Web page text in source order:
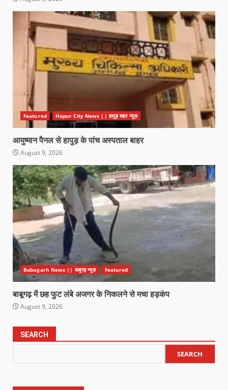
Featured Hapur City News || हापुड़ शहर न्यूज़
आयुष्मान पैनल से हापुड़ के पांच अस्पताल बाहर
August 9, 2026
Babugarh News || बाबूगढ़ न्यूज़ Featured
बाबूगढ़ में छह फुट लंबे अजगर के निकलने से मचा हड़कंप
August 9, 2026
SEARCH
SEARCH